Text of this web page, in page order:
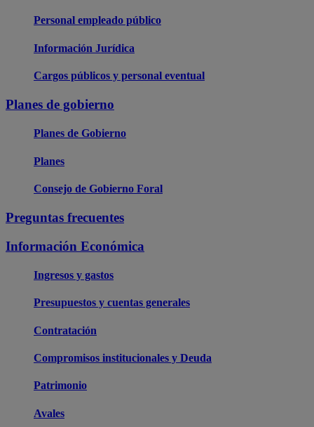
Personal empleado público
Información Jurídica
Cargos públicos y personal eventual
Planes de gobierno
Planes de Gobierno
Planes
Consejo de Gobierno Foral
Preguntas frecuentes
Información Económica
Ingresos y gastos
Presupuestos y cuentas generales
Contratación
Compromisos institucionales y Deuda
Patrimonio
Avales